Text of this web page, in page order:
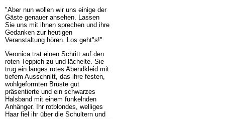
"Aber nun wollen wir uns einige der
Gäste genauer ansehen. Lassen
Sie uns mit ihnen sprechen und ihre
Gedanken zur heutigen
Veranstaltung hören. Los geht"s!"
Veronica trat einen Schritt auf den
roten Teppich zu und lächelte. Sie
trug ein langes rotes Abendkleid mit
tiefem Ausschnitt, das ihre festen,
wohlgeformten Brüste gut
präsentierte und ein schwarzes
Halsband mit einem funkelnden
Anhänger. Ihr rotblondes, welliges
Haar fiel ihr über die Schultern und